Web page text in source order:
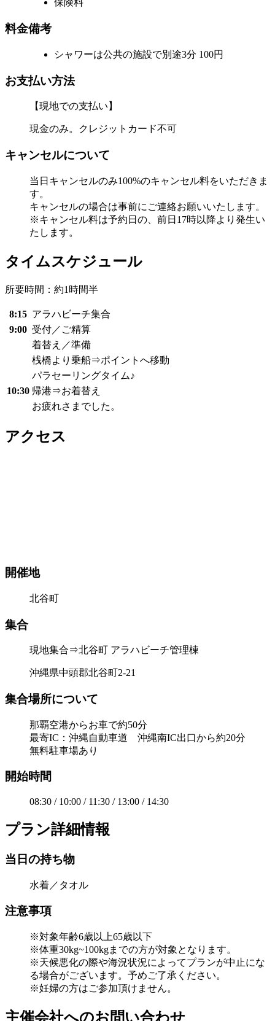
保険料
料金備考
シャワーは公共の施設で別途3分 100円
お支払い方法
【現地での支払い】
現金のみ。クレジットカード不可
キャンセルについて
当日キャンセルのみ100%のキャンセル料をいただきま
す。
キャンセルの場合は事前にご連絡お願いいたします。
※キャンセル料は予約日の、前日17時以降より発生い
たします。
タイムスケジュール
所要時間：約1時間半
8:15 アラハビーチ集合
9:00 受付／ご精算
着替え／準備
桟橋より乗船⇒ポイントへ移動
パラセーリングタイム♪
10:30 帰港⇒お着替え
お疲れさまでした。
アクセス
開催地
北谷町
集合
現地集合⇒北谷町 アラハビーチ管理棟
沖縄県中頭郡北谷町2-21
集合場所について
那覇空港からお車で約50分
最寄IC：沖縄自動車道 沖縄南IC出口から約20分
無料駐車場あり
開始時間
08:30 / 10:00 / 11:30 / 13:00 / 14:30
プラン詳細情報
当日の持ち物
水着／タオル
注意事項
※対象年齢6歳以上65歳以下
※体重30kg~100kgまでの方が対象となります。
※天候悪化の際や海況状況によってプランが中止にな
る場合がございます。予めご了承ください。
※妊婦の方はご参加頂けません。
主催会社へのお問い合わせ